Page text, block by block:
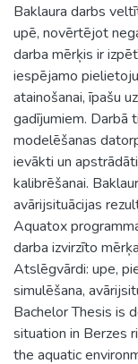
Baklaura darbs
upē, novērtējot
darba mērķis ir
iespējamo
atainošanai, īpašu
gadījumiem. Darbā
modelēšanas
ievākti un
kalibrēšanai.
avārijsituācijas
Aquatox
darba izvirzīto
Atslēgvārdi: upe,
simulēšana,
Bachelor Thesis is
situation in Berzes
the aquatic